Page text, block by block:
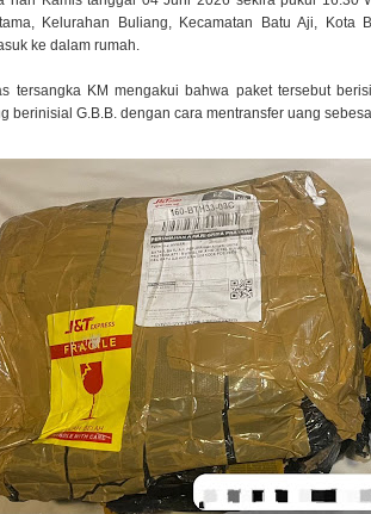
Kelurahan Buliang, Kecamatan Batu Aji,
ke dalam rumah.
tersangka KM mengakui bahwa paket tersebut
berinisial G.B.B. dengan cara mentransfer uang